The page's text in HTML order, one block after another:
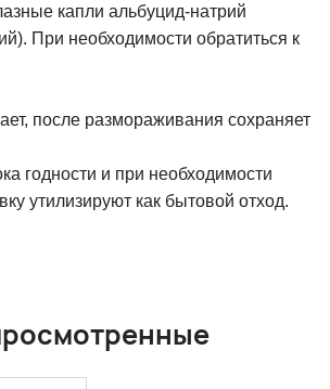
капли альбуцид-натрий
При необходимости обратиться к
после размораживания сохраняет
годности и при необходимости
утилизируют как бытовой отход.